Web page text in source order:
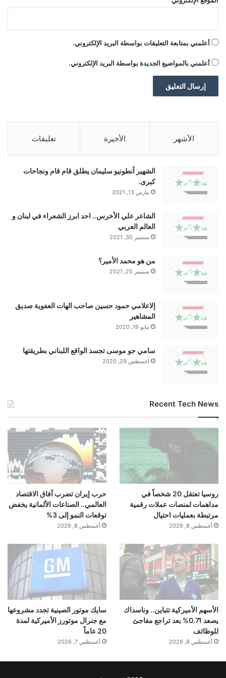
أعلمني بمتابعة التعليقات بواسطة البريد الإلكتروني.
أعلمني بالمواضيع الجديدة بواسطة البريد الإلكتروني.
الأشهر الأخيرة تعليقات
الشهير أنطونيو سليمان يطلق قام قام ونجاحات
كبرى.
مارس 13, 2021
الشاعر علي الأخرس.. احد ابرز الشعراء في لبنان و
العالم العربي
سبتمبر 30, 2021
من هو محمد الأمير؟
سبتمبر 25, 2021
إلاعلامي حمود حسين صاحب الهات العفوية صديق
المشاهير
مايو 19, 2020
سامي جو موسى تجسد الواقع اللبناني بطريقتها
أغسطس 29, 2020
Recent Tech News
روسيا تعتقل 20 شخصاً في
مداهمات لمنصات عملات رقمية
مرتبطة بعمليات احتيال
أغسطس 8, 2026
حرب إيران تضرب آفاق الاقتصاد
العالمي.. الصناعات الألمانية يخفض
توقعات النمو إلى 3%
أغسطس 8, 2026
الأسهم الأميركية تتباين.. وناسداك
يصعد 0.71% بعد تراجع مفاجئ
للوظائف
أغسطس 8, 2026
سايك موتور الصينية تجدد مشروعها
مع جنرال موتورز الأميركية لمدة
20 عاماً
أغسطس 7, 2026